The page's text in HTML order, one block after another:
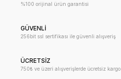
%100 orijinal ürün garantisi
GÜVENLİ
256bit ssl sertifikası ile güvenli alışveriş
ÜCRETSİZ
750₺ ve üzeri alışverişlerde ücretsiz kargo